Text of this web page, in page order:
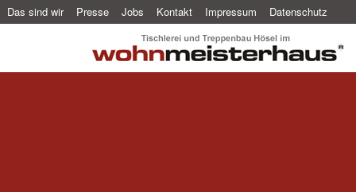
Das sind wir Presse Jobs Kontakt Impressum Datenschutz